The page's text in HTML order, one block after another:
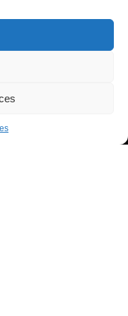
Tiana à ton service